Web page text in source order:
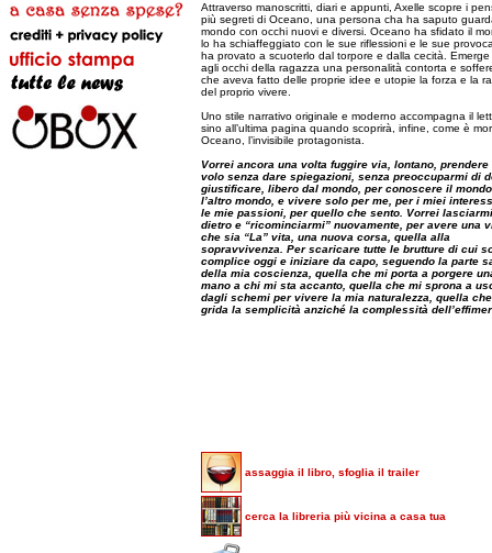
Attraverso manoscritti, diari e appunti, Axelle scopre i
più segreti di Oceano, una persona cha ha saputo
mondo con occhi nuovi e diversi. Oceano ha sfidato il
lo ha schiaffeggiato con le sue riflessioni e le sue
ha provato a scuoterlo dal torpore e dalla cecità.
agli occhi della ragazza una personalità contorta e
che aveva fatto delle proprie idee e utopie la forza e la
del proprio vivere.
Uno stile narrativo originale e moderno accompagna il
sino all’ultima pagina quando scoprirà, infine, come è
Oceano, l’invisibile protagonista.
Vorrei ancora una volta fuggire via, lontano, prendere
volo senza dare spiegazioni, senza preoccuparmi di
giustificare, libero dal mondo, per conoscere il
l’altro mondo, e vivere solo per me, per i miei
le mie passioni, per quello che sento. Vorrei
dietro e “ricominciarmi” nuovamente, per avere una
che sia “La” vita, una nuova corsa, quella alla
sopravvivenza. Per scaricare tutte le brutture di cui
complice oggi e iniziare da capo, seguendo la parte
della mia coscienza, quella che mi porta a porgere
mano a chi mi sta accanto, quella che mi sprona a
dagli schemi per vivere la mia naturalezza, quella
grida la semplicità anziché la complessità
assaggia il libro, sfoglia il trailer
cerca la libreria più vicina a casa tua